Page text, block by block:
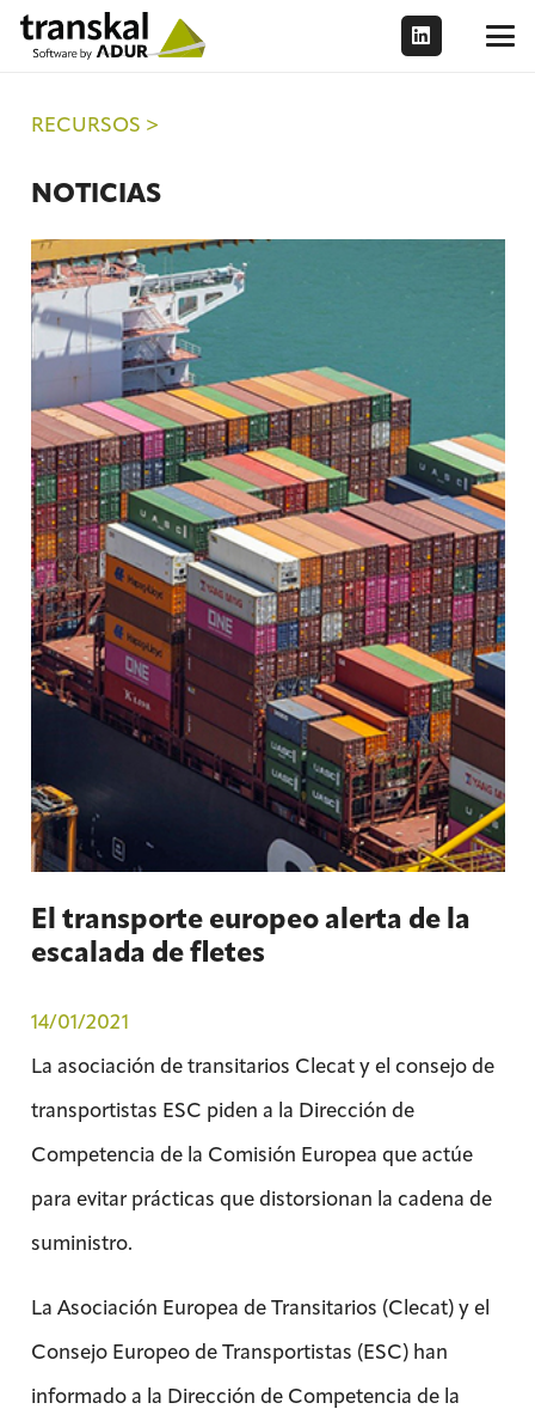
RECURSOS >
NOTICIAS
El transporte europeo alerta de la
escalada de fletes
14/01/2021
La asociación de transitarios Clecat y el consejo de
transportistas ESC piden a la Dirección de
Competencia de la Comisión Europea que actúe
para evitar prácticas que distorsionan la cadena de
suministro.
La Asociación Europea de Transitarios (Clecat) y el
Consejo Europeo de Transportistas (ESC) han
informado a la Dirección de Competencia de la